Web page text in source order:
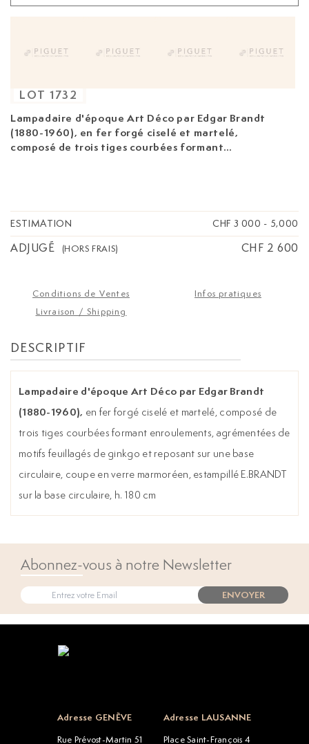
Lampadaire d'époque Art Déco par Edgar Brandt
(1880-1960),
composé de trois tiges courbées formant
LOT 1732
ESTIMATION CHF 3 000 - 5,000
ADJUGÉ (HORS FRAIS) CHF 2 600
Conditions de Ventes
Infos pratiques
Livraison / Shipping
DESCRIPTIF
Lampadaire d'époque Art Déco par Edgar Brandt
(1880-1960), en fer forgé ciselé et martelé, composé de
trois tiges courbées formant enroulements, agrémentées de
motifs feuillagés de ginkgo et reposant sur une base
circulaire, coupe en verre marmoréen, estampillé E.BRANDT
sur la base circulaire, h. 180 cm
Abonnez-vous à notre Newsletter
ENVOYER
Adresse GENÈVE
Rue Prévost-Martin 51
Adresse LAUSANNE
Place Saint-François 4